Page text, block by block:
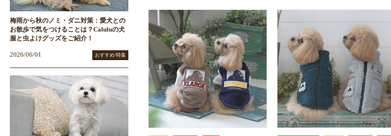
梅雨から秋のノミ・ダニ対策：愛犬との
お散歩で気をつけることは？Caluluの犬
服と虫よけグッズをご紹介！
2026/06/01 おすすめ/特集